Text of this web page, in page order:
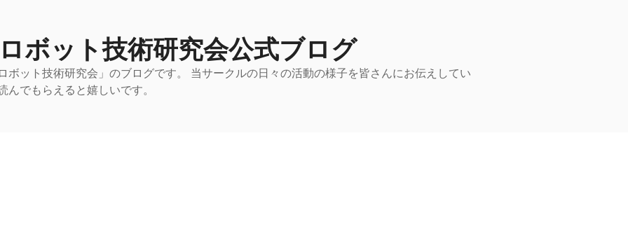
ボット技術研究会公式ブログ
ボット技術研究会」のブログです。 当サークルの日々の活動の様子を皆さんにお伝えしてい
んでもらえると嬉しいです。